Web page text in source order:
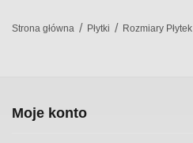
Strona główna / Płytki / Rozmiary Płytek
Moje konto